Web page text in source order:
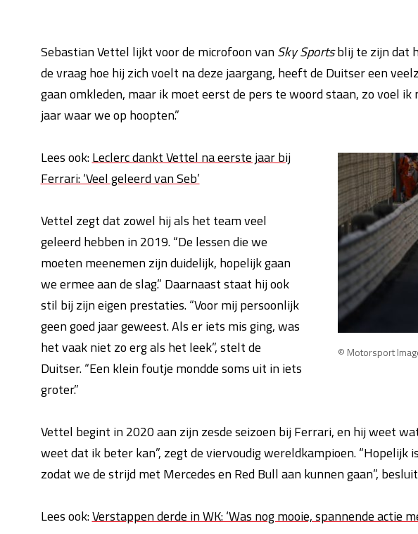
Sebastian Vettel lijkt voor de microfoon vanSky Sportsblij te zijn dat
de vraag hoe hij zich voelt na deze jaargang, heeft de Duitser een
gaan omkleden, maar ik moet eerst de pers te woord staan, zo voel ik
jaar waar we op hoopten.”
© Motorsport
Lees ook:Leclerc dankt Vettel na eerste jaar bij
Ferrari: ‘Veel geleerd van Seb’
Vettel zegt dat zowel hij als het team veel
geleerd hebben in 2019. “De lessen die we
moeten meenemen zijn duidelijk, hopelijk gaan
we ermee aan de slag.” Daarnaast staat hij ook
stil bij zijn eigen prestaties. “Voor mij persoonlijk
geen goed jaar geweest. Als er iets mis ging, was
het vaak niet zo erg als het leek”, stelt de
Duitser. “Een klein foutje mondde soms uit in iets
groter.”
Vettel begint in 2020 aan zijn zesde seizoen bij Ferrari, en hij weet
weet dat ik beter kan”, zegt de viervoudig wereldkampioen. “Hopelijk
zodat we de strijd met Mercedes en Red Bull aan kunnen gaan”,
Lees ook:Verstappen derde in WK: ‘Was nog mooie, spannende actie